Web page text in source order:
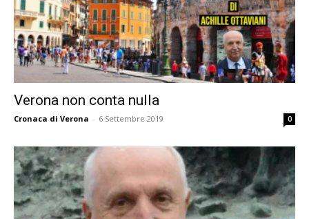
Verona non conta nulla
Cronaca di Verona - 6 Settembre 2019 0